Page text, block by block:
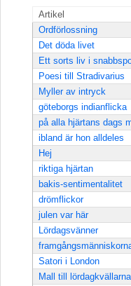
Artikel
Ordförlossning
Det döda livet
Ett sorts liv i
Poesi till Stradivarius
Myller av intryck
göteborgs indianflicka
på alla hjärtans dags
ibland är hon alldeles
Hej
riktiga hjärtan
bakis-sentimentalitet
drömflickor
julen var här
Lördagsvänner
Satori i London
Mall till lördagkvällarna